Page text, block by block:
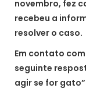
novembro, fez
recebeu a
resolver o caso.
Em contato
seguinte
agir se for